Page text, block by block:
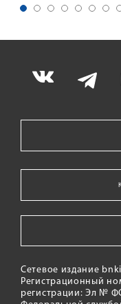
Сетевое издание
Регистрационный
регистрации: Эл №